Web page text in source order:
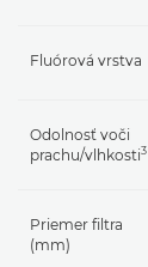
Fluórová vrstva
Odolnosť voči
prachu/vlhkosti3
Priemer filtra
(mm)